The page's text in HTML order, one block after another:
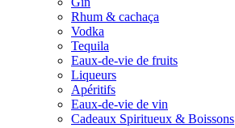
Rhum & cachaça
Vodka
Tequila
Eaux-de-vie de fruits
Liqueurs
Apéritifs
Eaux-de-vie de vin
Cadeaux Spiritueux & Boissons